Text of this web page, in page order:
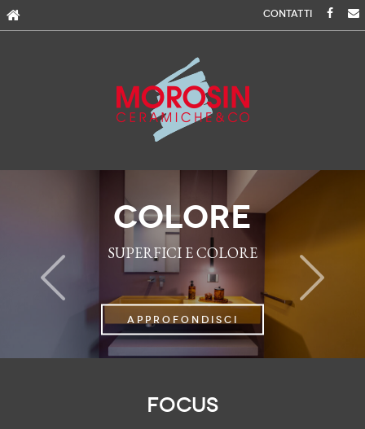
Skip
to
CONTATTI
COLORE
SUPERFICI E COLORE
APPROFONDISCI
FOCUS